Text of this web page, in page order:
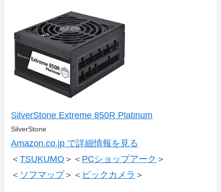
SilverStone Extreme 850R Platinum
SilverStone
Amazon.co.jp で詳細情報を見る
＜TSUKUMO ＞＜ PCショップアーク ＞
＜ ソフマップ＞＜ ビックカメラ ＞